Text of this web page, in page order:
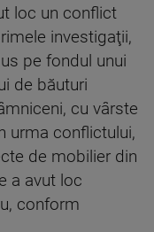
loc un conflict
investigaţii,
pe fondul unui
de băuturi
cu vârste
urma conflictului,
de mobilier din
a avut loc
conform